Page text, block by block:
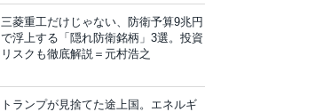
三菱重工だけじゃない、防衛予算9兆円
で浮上する「隠れ防衛銘柄」3選。投資
リスクも徹底解説＝元村浩之
トランプが見捨てた途上国。エネルギ